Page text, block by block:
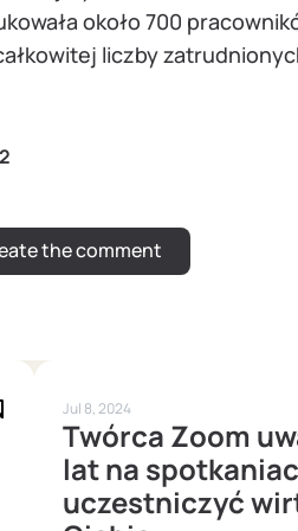
około 700
liczby
2
Jul 8, 2024
Twórca Zoom
lat na
uczestniczyć